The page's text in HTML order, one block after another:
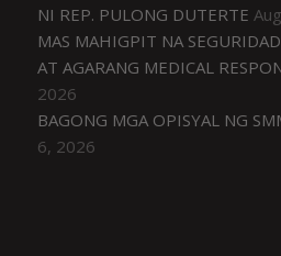
NI REP. PULONG DUTERTE
MAS MAHIGPIT NA
AT AGARANG MEDICAL
2026
BAGONG MGA OPISYAL NG
6, 2026